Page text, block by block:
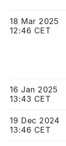
18 Mar 2025
12:46 CET
16 Jan 2025
13:43 CET
19 Dec 2024
13:46 CET